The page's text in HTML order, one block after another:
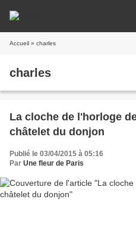
Accueil » charles
charles
La cloche de l'horloge
châtelet du donjon
Publié le 03/04/2015 à 05:16
Par Une fleur de Paris